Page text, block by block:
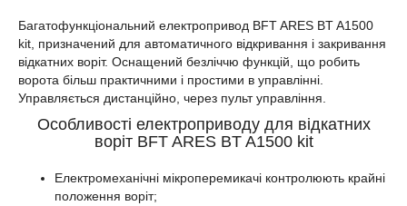
Багатофункціональний електропривод BFT ARES BT A1500
kit, призначений для автоматичного відкривання і закривання
відкатних воріт. Оснащений безліччю функцій, що робить
ворота більш практичними і простими в управлінні.
Управляється дистанційно, через пульт управління.
Особливості електроприводу для відкатних
воріт BFT ARES BT A1500 kit
Електромеханічні мікроперемикачі контролюють крайні
положення воріт;